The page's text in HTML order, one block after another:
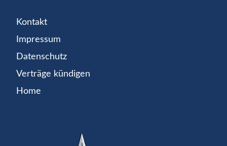
Kontakt
Impressum
Datenschutz
Verträge kündigen
Home